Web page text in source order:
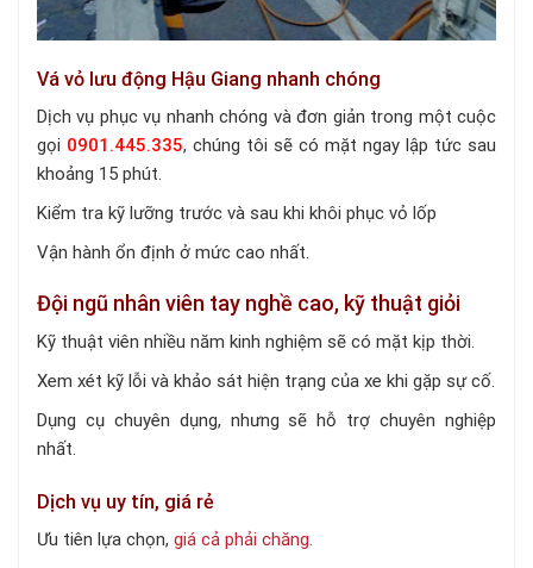
Vá vỏ lưu động Hậu Giang nhanh chóng
Dịch vụ phục vụ nhanh chóng và đơn giản trong một cuộc
gọi 0901.445.335, chúng tôi sẽ có mặt ngay lập tức sau
khoảng 15 phút.
Kiểm tra kỹ lưỡng trước và sau khi khôi phục vỏ lốp
Vận hành ổn định ở mức cao nhất.
Đội ngũ nhân viên tay nghề cao, kỹ thuật giỏi
Kỹ thuật viên nhiều năm kinh nghiệm sẽ có mặt kịp thời.
Xem xét kỹ lỗi và khảo sát hiện trạng của xe khi gặp sự cố.
Dụng cụ chuyên dụng, nhưng sẽ hỗ trợ chuyên nghiệp
nhất.
Dịch vụ uy tín, giá rẻ
Ưu tiên lựa chọn, giá cả phải chăng.